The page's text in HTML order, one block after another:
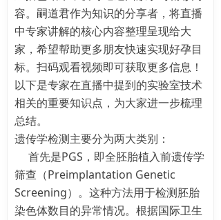
容。嗣道君作为知识的分享者，将直播
中专家讲解的核心内容整理呈现给大
家，希望帮助更多朋友快速实现好孕目
标。扫码观看视频即可获取更多信息！
以下是专家在直播中提到的实验室技术
相关的重要知识点，为大家进一步梳理
总结。
遗传学检测主要分为两大类别：
首先是PGS，即全胚胎植入前遗传学
筛查（Preimplantation Genetic
Screening）。这种方法用于检测胚胎
染色体数目的异常情况。根据国际卫生